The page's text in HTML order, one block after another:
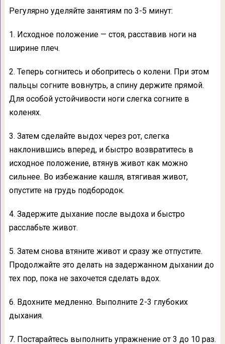
Регулярно уделяйте занятиям по 3-5 минут:
1. Исходное положение — стоя, расставив ноги на
ширине плеч.
2. Теперь согнитесь и обопритесь о колени. При этом
пальцы согните вовнутрь, а спину держите прямой.
Для особой устойчивости ноги слегка согните в
коленях.
3. Затем сделайте выдох через рот, слегка
наклонившись вперед, и быстро возвратитесь в
исходное положение, втянув живот как можно
сильнее. Во избежание кашля, втягивая живот,
опустите на грудь подбородок.
4. Задержите дыхание после выдоха и быстро
расслабьте живот.
5. Затем снова втяните живот и сразу же отпустите.
Продолжайте это делать на задержанном дыхании до
тех пор, пока не захочется сделать вдох.
6. Вдохните медленно. Выполните 2-3 глубоких
дыхания.
7. Постарайтесь выполнить упражнение от 3 до 10 раз.